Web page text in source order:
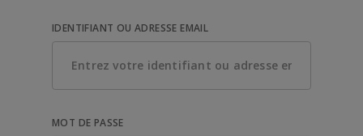
IDENTIFIANT OU ADRESSE EMAIL
MOT DE PASSE